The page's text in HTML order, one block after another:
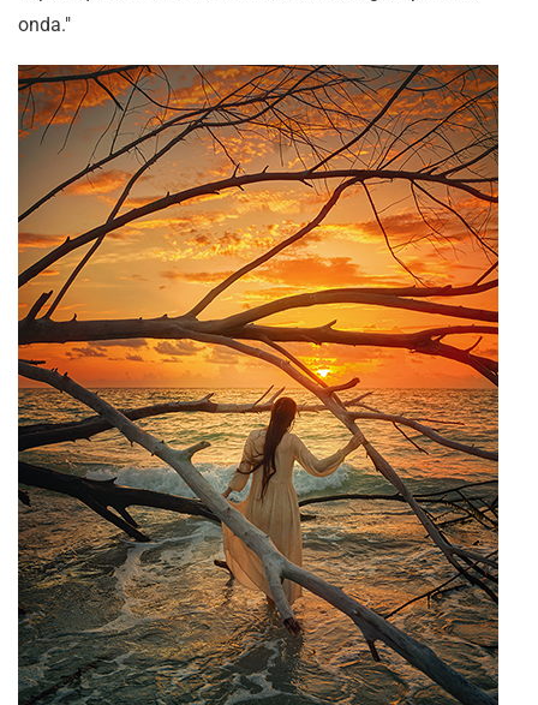
onda."